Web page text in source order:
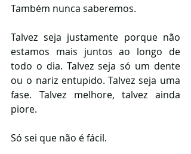
Também nunca saberemos.
Talvez seja justamente porque não
estamos mais juntos ao longo de
todo o dia. Talvez seja só um dente
ou o nariz entupido. Talvez seja uma
fase. Talvez melhore, talvez ainda
piore.
Só sei que não é fácil.